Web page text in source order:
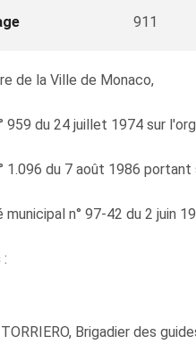
911
de la Ville de Monaco,
959 du 24 juillet 1974 sur
1.096 du 7 août 1986
municipal n° 97-42 du 2 juin
:
Brigadier des